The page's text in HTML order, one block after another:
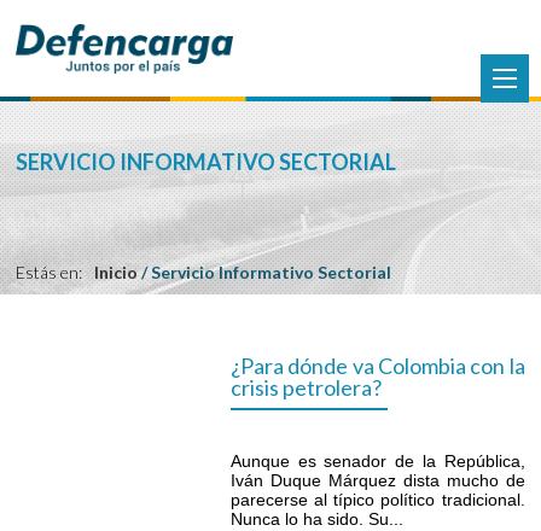
SERVICIO INFORMATIVO SECTORIAL
Estás en: Inicio/Servicio Informativo Sectorial
¿Para dónde va Colombia con la
crisis petrolera?
Aunque es senador de la República,
Iván Duque Márquez dista mucho de
parecerse al típico político tradicional.
Nunca lo ha sido. Su...